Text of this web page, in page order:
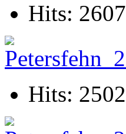
Hits: 2607
Hits: 2502